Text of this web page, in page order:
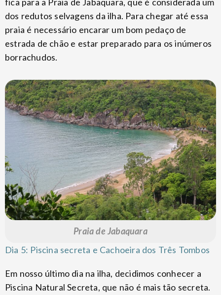
dos redutos selvagens da ilha. Para chegar até essa
praia é necessário encarar um bom pedaço de
estrada de chão e estar preparado para os inúmeros
borrachudos.
Praia de Jabaquara
Dia 5: Piscina secreta e Cachoeira dos Três Tombos
Em nosso último dia na ilha, decidimos conhecer a
Piscina Natural Secreta, que não é mais tão secreta.